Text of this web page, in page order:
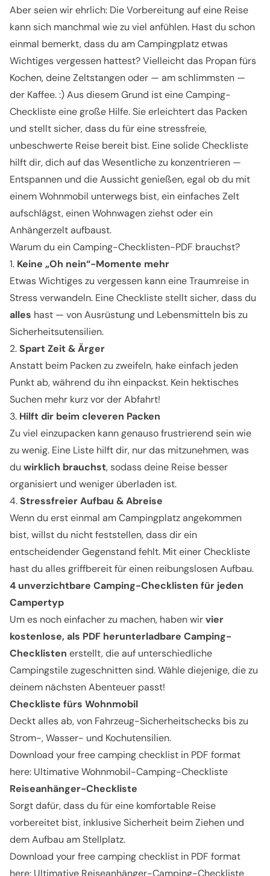
Aber seien wir ehrlich: Die Vorbereitung auf eine Reise
kann sich manchmal wie zu viel anfühlen. Hast du schon
einmal bemerkt, dass du am Campingplatz etwas
Wichtiges vergessen hattest? Vielleicht das Propan fürs
Kochen, deine Zeltstangen oder — am schlimmsten —
der Kaffee. :) Aus diesem Grund ist eine Camping-
Checkliste eine große Hilfe. Sie erleichtert das Packen
und stellt sicher, dass du für eine stressfreie,
unbeschwerte Reise bereit bist. Eine solide Checkliste
hilft dir, dich auf das Wesentliche zu konzentrieren —
Entspannen und die Aussicht genießen, egal ob du mit
einem Wohnmobil unterwegs bist, ein einfaches Zelt
aufschlägst, einen Wohnwagen ziehst oder ein
Anhängerzelt aufbaust.
Warum du ein Camping-Checklisten-PDF brauchst?
1. Keine „Oh nein“-Momente mehr
Etwas Wichtiges zu vergessen kann eine Traumreise in
Stress verwandeln. Eine Checkliste stellt sicher, dass du
alles hast — von Ausrüstung und Lebensmitteln bis zu
Sicherheitsutensilien.
2.Spart Zeit & Ärger
Anstatt beim Packen zu zweifeln, hake einfach jeden
Punkt ab, während du ihn einpackst. Kein hektisches
Suchen mehr kurz vor der Abfahrt!
3. Hilft dir beim cleveren Packen
Zu viel einzupacken kann genauso frustrierend sein wie
zu wenig. Eine Liste hilft dir, nur das mitzunehmen, was
du wirklich brauchst, sodass deine Reise besser
organisiert und weniger überladen ist.
4.Stressfreier Aufbau & Abreise
Wenn du erst einmal am Campingplatz angekommen
bist, willst du nicht feststellen, dass dir ein
entscheidender Gegenstand fehlt. Mit einer Checkliste
hast du alles griffbereit für einen reibungslosen Aufbau.
4 unverzichtbare Camping-Checklisten für jeden
Campertyp
Um es noch einfacher zu machen, haben wirvier
kostenlose, als PDF herunterladbare Camping-
Checklisten erstellt, die auf unterschiedliche
Campingstile zugeschnitten sind. Wähle diejenige, die zu
deinem nächsten Abenteuer passt!
Checkliste fürs Wohnmobil
Deckt alles ab, von Fahrzeug-Sicherheitschecks bis zu
Strom-, Wasser- und Kochutensilien.
Download your free camping checklist in PDF format
here: Ultimative Wohnmobil-Camping-Checkliste
Reiseanhänger-Checkliste
Sorgt dafür, dass du für eine komfortable Reise
vorbereitet bist, inklusive Sicherheit beim Ziehen und
dem Aufbau am Stellplatz.
Download your free camping checklist in PDF format
here: Ultimative Reiseanhänger-Camping-Checkliste